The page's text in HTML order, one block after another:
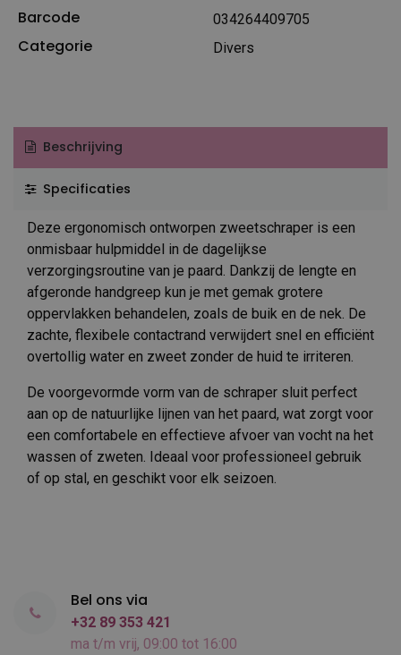
Barcode 034264409705
Categorie Divers
Beschrijving
Specificaties
Deze ergonomisch ontworpen zweetschraper is een
onmisbaar hulpmiddel in de dagelijkse
verzorgingsroutine van je paard. Dankzij de lengte en
afgeronde handgreep kun je met gemak grotere
oppervlakken behandelen, zoals de buik en de nek. De
zachte, flexibele contactrand verwijdert snel en efficiënt
overtollig water en zweet zonder de huid te irriteren.
De voorgevormde vorm van de schraper sluit perfect
aan op de natuurlijke lijnen van het paard, wat zorgt voor
een comfortabele en effectieve afvoer van vocht na het
wassen of zweten. Ideaal voor professioneel gebruik
of op stal, en geschikt voor elk seizoen.
Bel ons via
+32 89 353 421
ma t/m vrij, 09:00 tot 16:00